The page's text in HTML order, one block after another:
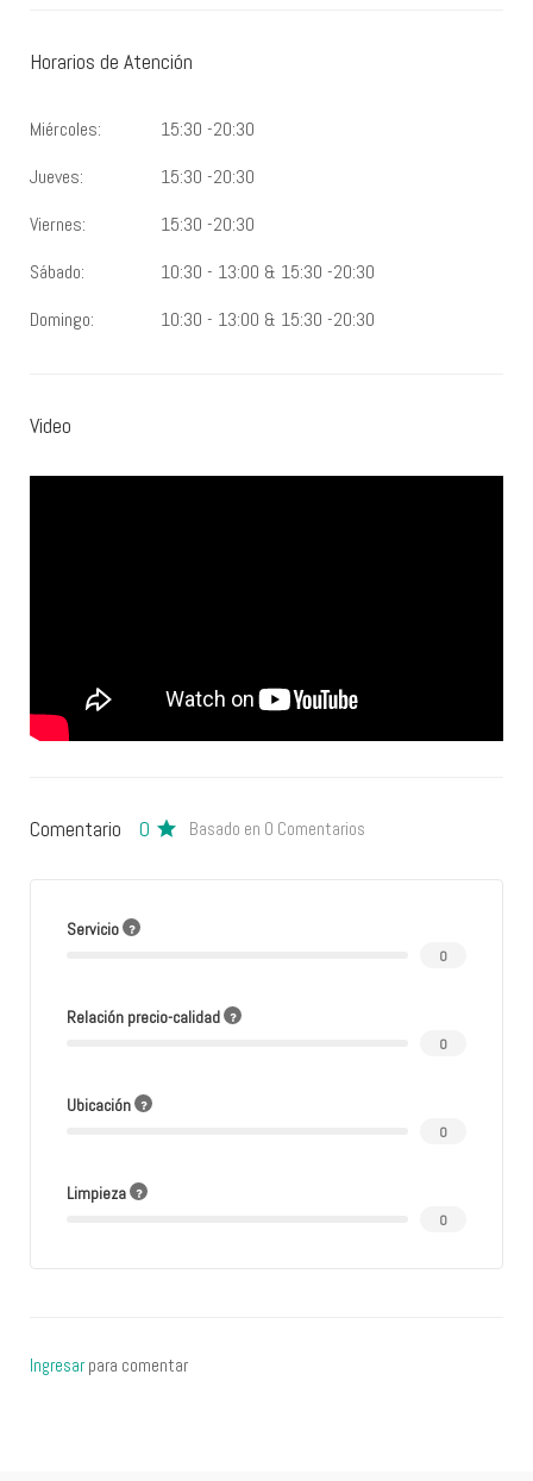
Horarios de Atención
Miércoles:
15:30 -20:30
Jueves:
15:30 -20:30
Viernes:
15:30 -20:30
Sábado:
10:30 - 13:00 & 15:30 -20:30
Domingo:
10:30 - 13:00 & 15:30 -20:30
Video
Comentario 0 Basado en 0 Comentarios
Servicio
0
Relación precio-calidad
0
Ubicación
0
Limpieza
0
Ingresar para comentar